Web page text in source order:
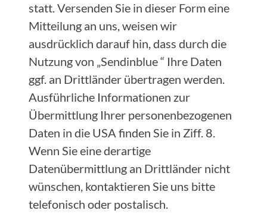
statt. Versenden Sie in dieser Form eine
Mitteilung an uns, weisen wir
ausdrücklich darauf hin, dass durch die
Nutzung von „Sendinblue “ Ihre Daten
ggf. an Drittländer übertragen werden.
Ausführliche Informationen zur
Übermittlung Ihrer personenbezogenen
Daten in die USA finden Sie in Ziff. 8.
Wenn Sie eine derartige
Datenübermittlung an Drittländer nicht
wünschen, kontaktieren Sie uns bitte
telefonisch oder postalisch.